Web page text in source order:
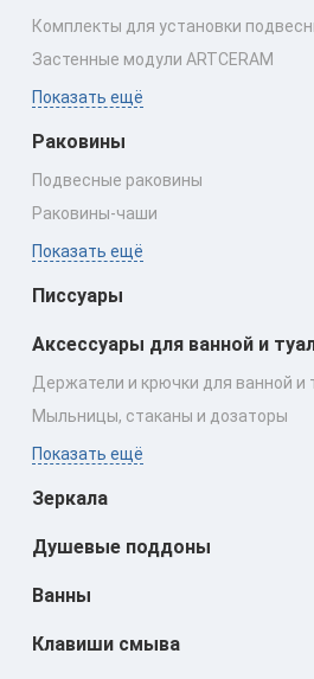
Комплекты для установки
Застенные модули ARTCERAM
Показать ещё
Раковины
Подвесные раковины
Раковины‑чаши
Показать ещё
Писсуары
Аксессуары для ванной и
Держатели и крючки для ванной и
Мыльницы, стаканы и дозаторы
Показать ещё
Зеркала
Душевые поддоны
Ванны
Клавиши смыва